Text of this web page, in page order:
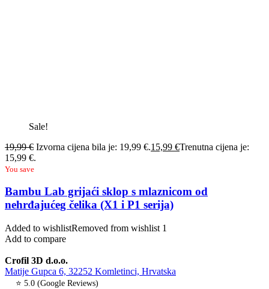
Sale!
19,99€ Izvorna cijena bila je: 19,99 €.15,99 €Trenutna cijena je:
15,99 €.
You save
Bambu Lab grijaći sklop s mlaznicom od
nehrđajućeg čelika (X1 i P1 serija)
Added to wishlistRemoved from wishlist 1
Add to compare
Crofil 3D d.o.o.
Matije Gupca 6, 32252 Komletinci, Hrvatska
⭐ 5.0 (Google Reviews)